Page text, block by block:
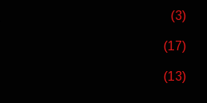
(3)
(17)
(13)